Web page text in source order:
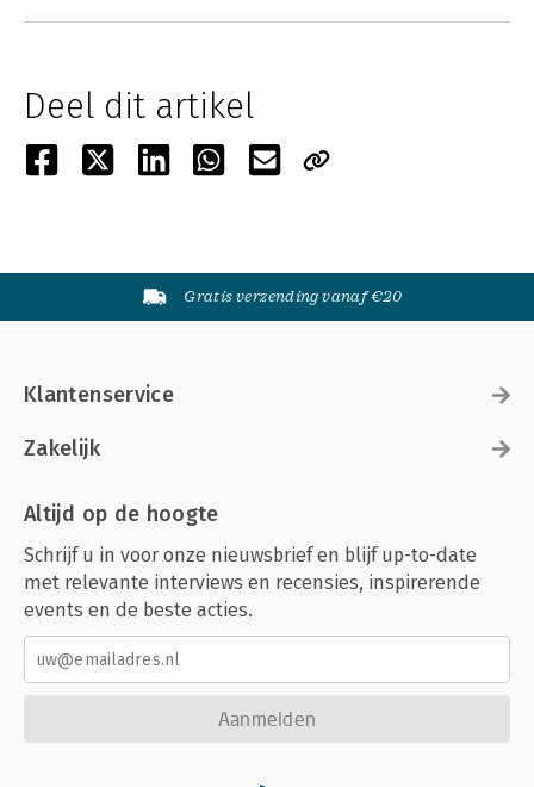
Deel dit artikel
Gratis verzending vanaf €20
Klantenservice
Zakelijk
Altijd op de hoogte
Schrijf u in voor onze nieuwsbrief en blijf up-to-date
met relevante interviews en recensies, inspirerende
events en de beste acties.
Aanmelden